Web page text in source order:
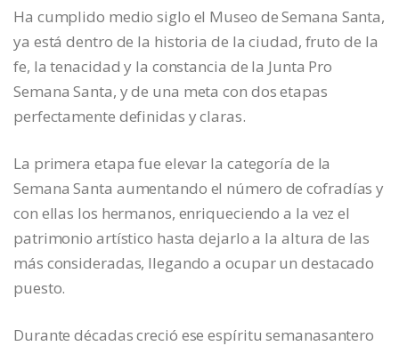
Ha cumplido medio siglo el Museo de Semana Santa,
ya está dentro de la historia de la ciudad, fruto de la
fe, la tenacidad y la constancia de la Junta Pro
Semana Santa, y de una meta con dos etapas
perfectamente definidas y claras.
La primera etapa fue elevar la categoría de la
Semana Santa aumentando el número de cofradías y
con ellas los hermanos, enriqueciendo a la vez el
patrimonio artístico hasta dejarlo a la altura de las
más consideradas, llegando a ocupar un destacado
puesto.
Durante décadas creció ese espíritu semanasantero